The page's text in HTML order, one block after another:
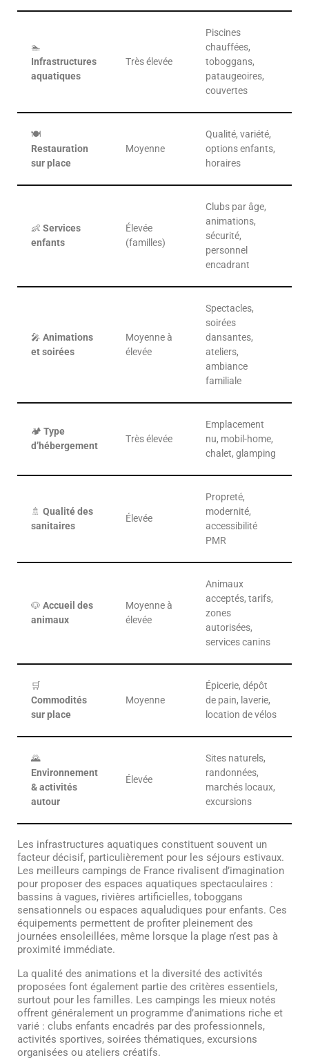
🏊
Infrastructures
aquatiques
Très élevée
Piscines
chauffées,
toboggans,
pataugeoires,
couvertes
🍽️
Restauration
sur place
Moyenne
Qualité, variété,
options enfants,
horaires
👶 Services
enfants
Élevée
(familles)
Clubs par âge,
animations,
sécurité,
personnel
encadrant
🎤 Animations
et soirées
Moyenne à
élevée
Spectacles,
soirées
dansantes,
ateliers,
ambiance
familiale
🏕️ Type
d’hébergement
Très élevée
Emplacement
nu, mobil-home,
chalet, glamping
🚿 Qualité des
sanitaires
Élevée
Propreté,
modernité,
accessibilité
PMR
🐶 Accueil des
animaux
Moyenne à
élevée
Animaux
acceptés, tarifs,
zones
autorisées,
services canins
🛒
Commodités
sur place
Moyenne
Épicerie, dépôt
de pain, laverie,
location de vélos
🌄
Environnement
& activités
autour
Élevée
Sites naturels,
randonnées,
marchés locaux,
excursions
Les infrastructures aquatiques constituent souvent un
facteur décisif, particulièrement pour les séjours estivaux.
Les meilleurs campings de France rivalisent d’imagination
pour proposer des espaces aquatiques spectaculaires :
bassins à vagues, rivières artificielles, toboggans
sensationnels ou espaces aqualudiques pour enfants. Ces
équipements permettent de profiter pleinement des
journées ensoleillées, même lorsque la plage n’est pas à
proximité immédiate.
La qualité des animations et la diversité des activités
proposées font également partie des critères essentiels,
surtout pour les familles. Les campings les mieux notés
offrent généralement un programme d’animations riche et
varié : clubs enfants encadrés par des professionnels,
activités sportives, soirées thématiques, excursions
organisées ou ateliers créatifs.